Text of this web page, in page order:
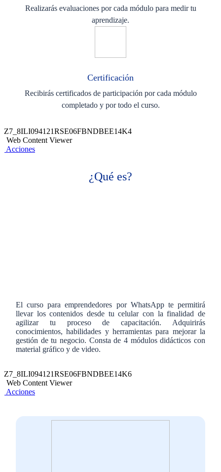
Realizarás evaluaciones por cada módulo para medir tu
aprendizaje.
Certificación
Recibirás certificados de participación por cada módulo
completado y por todo el curso.
Z7_8ILI094121RSE06FBNDBEE14K4
Web Content Viewer
Acciones
El curso para emprendedores por WhatsApp te permitirá
llevar los contenidos desde tu celular con la finalidad de
agilizar tu proceso de capacitación. Adquirirás
conocimientos, habilidades y herramientas para mejorar la
gestión de tu negocio. Consta de 4 módulos didácticos con
material gráfico y de video.
¿Qué es?
Z7_8ILI094121RSE06FBNDBEE14K6
Web Content Viewer
Acciones